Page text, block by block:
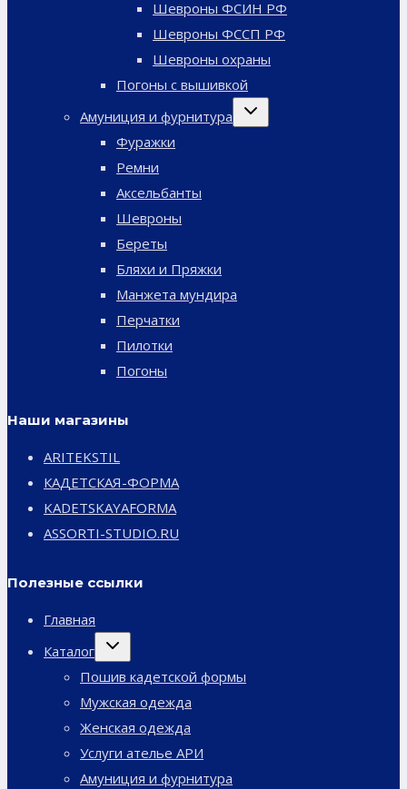
Шевроны ФСИН РФ
Шевроны ФССП РФ
Шевроны охраны
Погоны с вышивкой
Амуниция и фурнитура
Переключить
дочернее
Фуражки
Ремни
Аксельбанты
Шевроны
Береты
Бляхи и Пряжки
Манжета мундира
Перчатки
Пилотки
Погоны
Наши магазины
ARITEKSTIL
КАДЕТСКАЯ-ФОРМА
KADETSKAYAFORMA
ASSORTI-STUDIO.RU
Полезные ссылки
Главная
Каталог
Переключить
дочернее
Пошив кадетской формы
Мужская одежда
Женская одежда
Услуги ателье АРИ
Амуниция и фурнитура